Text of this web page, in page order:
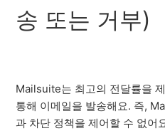
송 또는 거부)
Mailsuite는 최고의 전달률을
통해 이메일을 발송해요. 즉,
과 차단 정책을 제어할 수 없어